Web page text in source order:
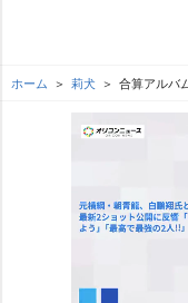
ホーム 莉犬 合算アルバ